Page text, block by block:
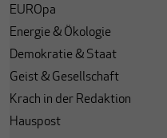
EUROpa
Energie & Ökologie
Demokratie & Staat
Geist & Gesellschaft
Krach in der Redaktion
Hauspost